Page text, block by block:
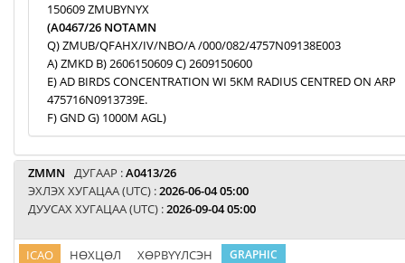
150609 ZMUBYNYX
(A0467/26 NOTAMN
Q) ZMUB/QFAHX/IV/NBO/A /000/082/4757N09138E003
A) ZMKD B) 2606150609 C) 2609150600
E) AD BIRDS CONCENTRATION WI 5KM RADIUS CENTRED ON ARP
475716N0913739E.
F) GND G) 1000M AGL)
ZMMN ДУГААР :A0413/26
ЭХЛЭХ ХУГАЦАА (UTC) :2026-06-04 05:00
ДУУСАХ ХУГАЦАА (UTC) :2026-09-04 05:00
ICAO НӨХЦӨЛ ХӨРВҮҮЛСЭН GRAPHIC